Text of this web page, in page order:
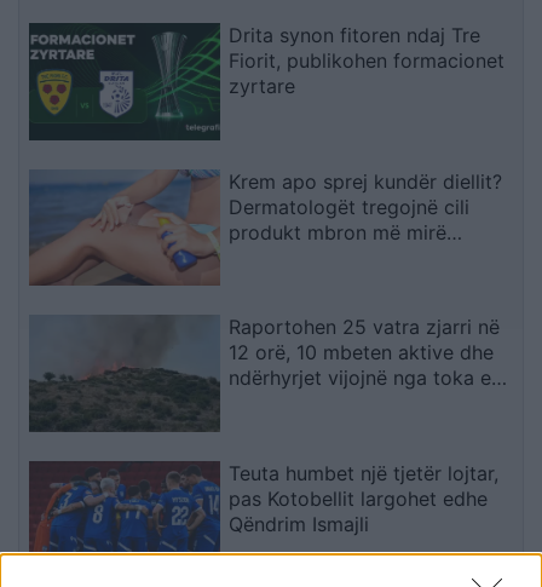
Drita synon fitoren ndaj Tre
Fiorit, publikohen formacionet
zyrtare
Krem apo sprej kundër diellit?
Dermatologët tregojnë cili
produkt mbron më mirë
Raportohen 25 vatra zjarri në
12 orë, 10 mbeten aktive dhe
ndërhyrjet vijojnë nga toka e
Teuta humbet një tjetër lojtar,
pas Kotobellit largohet edhe
Qëndrim Ismajli